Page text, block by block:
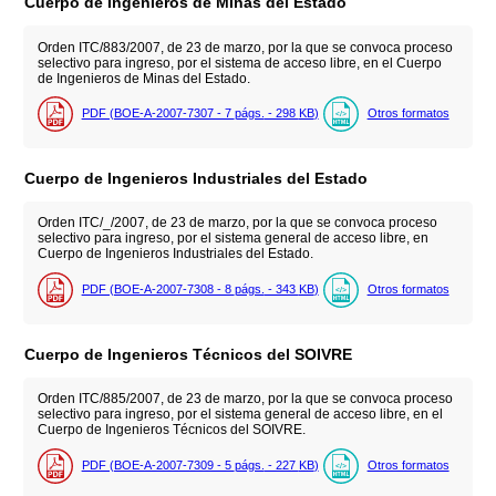
Orden ITC/883/2007, de 23 de marzo, por la que se convoca proceso
selectivo para ingreso, por el sistema de acceso libre, en el Cuerpo
de Ingenieros de Minas del Estado.
PDF (BOE-A-2007-7307 - 7 págs. - 298 KB) Otros formatos
Cuerpo de Ingenieros Industriales del Estado
Orden ITC/_/2007, de 23 de marzo, por la que se convoca proceso
selectivo para ingreso, por el sistema general de acceso libre, en
Cuerpo de Ingenieros Industriales del Estado.
PDF (BOE-A-2007-7308 - 8 págs. - 343 KB) Otros formatos
Cuerpo de Ingenieros Técnicos del SOIVRE
Orden ITC/885/2007, de 23 de marzo, por la que se convoca proceso
selectivo para ingreso, por el sistema general de acceso libre, en el
Cuerpo de Ingenieros Técnicos del SOIVRE.
PDF (BOE-A-2007-7309 - 5 págs. - 227 KB) Otros formatos